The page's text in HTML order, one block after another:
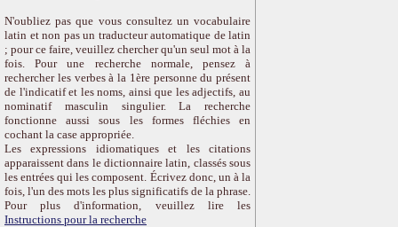
N'oubliez pas que vous consultez un vocabulaire
latin et non pas un traducteur automatique de latin
; pour ce faire, veuillez chercher qu'un seul mot à la
fois. Pour une recherche normale, pensez à
rechercher les verbes à la 1ère personne du présent
de l'indicatif et les noms, ainsi que les adjectifs, au
nominatif masculin singulier. La recherche
fonctionne aussi sous les formes fléchies en
cochant la case appropriée.
Les expressions idiomatiques et les citations
apparaissent dans le dictionnaire latin, classés sous
les entrées qui les composent. Écrivez donc, un à la
fois, l'un des mots les plus significatifs de la phrase.
Pour plus d'information, veuillez lire les
Instructions pour la recherche